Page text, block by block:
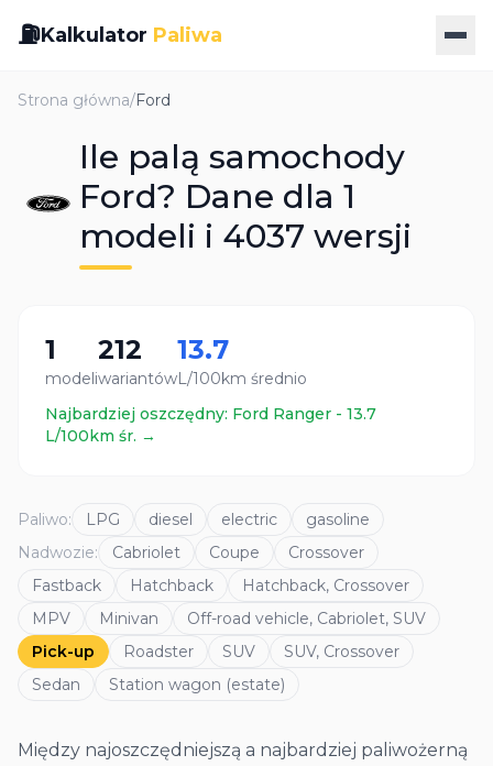
⛽Kalkulator Paliwa
Strona główna/Ford
Ile palą samochody
Ford? Dane dla 1
modeli i 4037 wersji
1
modeli
212
wariantów
13.7
L/100km średnio
Najbardziej oszczędny: Ford Ranger - 13.7
L/100km śr. →
Paliwo: LPG diesel electric
gasoline
Nadwozie: Cabriolet Coupe
Crossover
Fastback
Hatchback
Hatchback, Crossover
MPV
Minivan
Off-road vehicle, Cabriolet, SUV
Pick-up
Roadster SUV
SUV, Crossover
Sedan
Station wagon (estate)
Między najoszczędniejszą a najbardziej paliwożerną